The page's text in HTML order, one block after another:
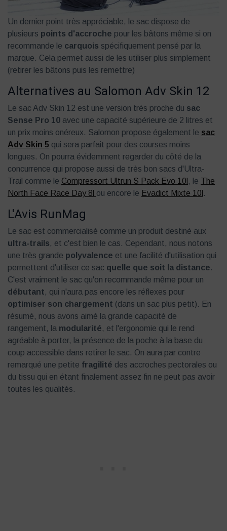
Un dernier point très appréciable, le sac dispose de
plusieurs points d'accroche pour les bâtons même si on
recommande le carquois spécifiquement pensé par la
marque. Cela permet aussi de les utiliser plus simplement
(retirer les bâtons puis les remettre)
Alternatives au Salomon Adv Skin 12
Le sac Adv Skin 12 est une version très proche du sac
Sense Pro 10 avec une capacité supérieure de 2 litres et
un prix moins onéreux. Salomon propose également le sac
Adv Skin 5 qui sera parfait pour des courses moins
longues. On pourra évidemment regarder du côté de la
concurrence qui propose aussi de très bon sacs d'Ultra-
Trail comme le Compressort Ultrun S Pack Evo 10l , le
The
North Face Race Day 8l ou encore le Evadict Mixte 10l .
L'Avis RunMag
Le sac est commercialisé comme un produit destiné aux
ultra-trails, et c'est bien le cas. Cependant, nous notons
une très grande polyvalence et une facilité d'utilisation qui
permettent d'utiliser ce sac quelle que soit la distance.
C'est vraiment le sac qu'on recommande même pour un
débutant, qui n'aura pas encore les réflexes pour
optimiser son chargement (dans un sac plus petit). En
résumé, nous avons aimé la grande capacité de
rangement, la modularité, et l'ergonomie qui le rend
agréable à porter, la présence de la poche à la base du
coup accessible dans retirer le sac. On aura par contre
remarqué une petite fragilité des accroches pectorales ou
du tissu qui en étant finalement assez fin ne peut pas avoir
toutes les qualités.